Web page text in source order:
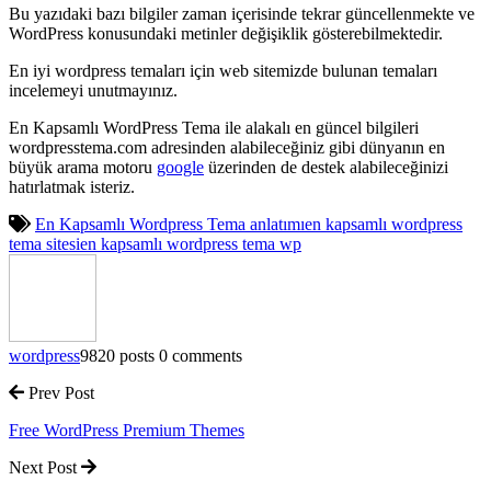
Bu yazıdaki bazı bilgiler zaman içerisinde tekrar güncellenmekte ve
WordPress konusundaki metinler değişiklik gösterebilmektedir.
En iyi wordpress temaları için web sitemizde bulunan temaları
incelemeyi unutmayınız.
En Kapsamlı WordPress Tema ile alakalı en güncel bilgileri
wordpresstema.com adresinden alabileceğiniz gibi dünyanın en
büyük arama motoru google üzerinden de destek alabileceğinizi
hatırlatmak isteriz.
En Kapsamlı Wordpress Tema anlatımıen kapsamlı wordpress
tema sitesien kapsamlı wordpress tema wp
wordpress9820 posts 0 comments
Prev Post
Free WordPress Premium Themes
Next Post